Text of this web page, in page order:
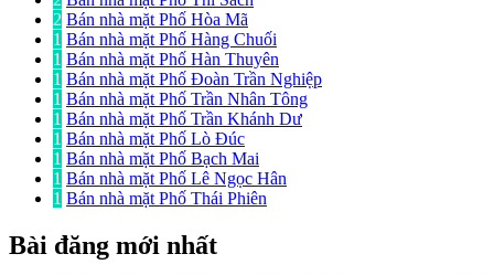
2 Bán nhà mặt Phố Hòa Mã
1 Bán nhà mặt Phố Hàng Chuối
1 Bán nhà mặt Phố Hàn Thuyên
1 Bán nhà mặt Phố Đoàn Trần Nghiệp
1 Bán nhà mặt Phố Trần Nhân Tông
1 Bán nhà mặt Phố Trần Khánh Dư
1 Bán nhà mặt Phố Lò Đúc
1 Bán nhà mặt Phố Bạch Mai
1 Bán nhà mặt Phố Lê Ngọc Hân
1 Bán nhà mặt Phố Thái Phiên
Bài đăng mới nhất